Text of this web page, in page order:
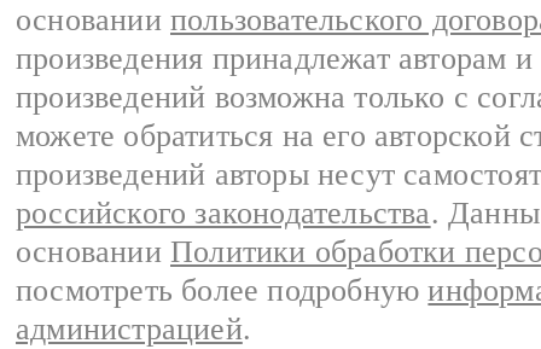
основании пользовательского
произведения принадлежат авторам
произведений возможна только с
можете обратиться на его авторской
произведений авторы несут
российского законодательства.
основании Политики обработки
посмотреть более подробную
администрацией.